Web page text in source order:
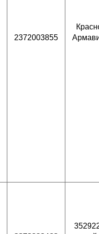
2372003855